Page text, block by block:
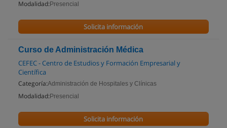
Modalidad: Presencial
Solicita información
Curso de Administración Médica
CEFEC - Centro de Estudios y Formación Empresarial y
Científica
Categoría:Administración de Hospitales y Clínicas
Modalidad: Presencial
Solicita información